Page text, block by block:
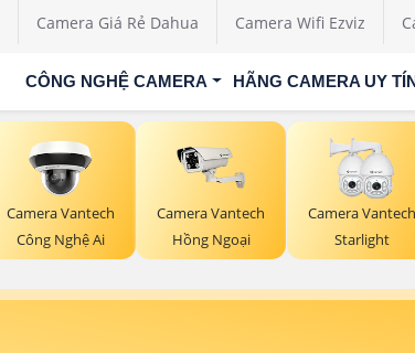
Camera Giá Rẻ Dahua Camera Wifi Ezviz
CÔNG NGHỆ CAMERA HÃNG CAMERA UY
Camera Vantech
Công Nghệ Ai
Camera Vantech
Hồng Ngoại
Camera Vantech
Starlight